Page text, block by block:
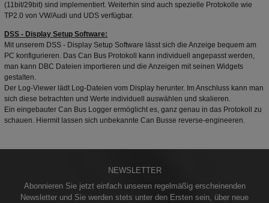
(11bit/29bit) sind implementiert. Weiterhin sind auch spezielle Protokolle wie
TP2.0 von VW/Audi und UDS verfügbar.
DSS - Display Setup Software:
Mit unserem DSS - Display Setup Software lässt sich die Anzeige bequem am
PC konfigurieren. Das Can Bus Protokoll kann individuell angepasst werden,
man kann DBC Dateien importieren und die Anzeigen mit seinen Widgets
gestalten.
Der Log-Viewer lädt Log-Dateien vom Display herunter. Im Anschluss kann man
sich diese betrachten und Werte individuell auswählen und skalieren.
Ein eingebauter Can Bus Logger ermöglicht es, ganz genau in das Protokoll zu
schauen. Hiermit lassen sich unbekannte Can Busse reverse-engineeren.
NEWSLETTER
Abonnieren Sie jetzt einfach unseren regelmäßig erscheinenden
Newsletter und Sie werden stets unter den Ersten sein, über neue